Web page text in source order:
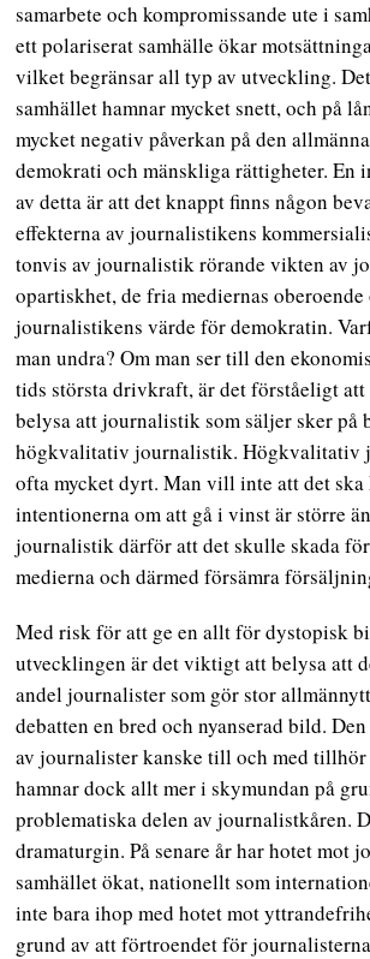
samarbete och kompromissande ute i
ett polariserat samhälle ökar
vilket begränsar all typ av utveckling.
samhället hamnar mycket snett, och på
mycket negativ påverkan på den
demokrati och mänskliga rättigheter. En
av detta är att det knappt finns någon
effekterna av journalistikens
tonvis av journalistik rörande vikten av
opartiskhet, de fria mediernas oberoende
journalistikens värde för demokratin.
man undra? Om man ser till den
tids största drivkraft, är det förståeligt
belysa att journalistik som säljer sker på
högkvalitativ journalistik. Högkvalitativ
ofta mycket dyrt. Man vill inte att det ska
intentionerna om att gå i vinst är större
journalistik därför att det skulle skada
medierna och därmed försämra
Med risk för att ge en allt för dystopisk
utvecklingen är det viktigt att belysa att
andel journalister som gör stor
debatten en bred och nyanserad bild.
av journalister kanske till och med tillhör
hamnar dock allt mer i skymundan på
problematiska delen av journalistkåren.
dramaturgin. På senare år har hotet mot
samhället ökat, nationellt som
inte bara ihop med hotet mot
grund av att förtroendet för